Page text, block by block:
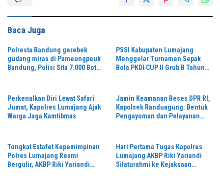
Baca Juga
Polresta Bandung gerebek
gudang miras di Pameungpeuk
Bandung, Polisi Sita 7.000 Botol
PSSI Kabupaten Lumajang
Menggelar Turnamen Sepak
Bola PKDI CUP II Grub B Tahun
Perkenalkan Diri Lewat Safari
Jumat, Kapolres Lumajang Ajak
Warga Jaga Kamtibmas
Jamin Keamanan Reses DPR RI,
Kapolsek Randuagung: Bentuk
Pengayoman dan Pelayanan
Tongkat Estafet Kepemimpinan
Polres Lumajang Resmi
Bergulir, AKBP Riki Yariandi
Hari Pertama Tugas Kapolres
Lumajang AKBP Riki Yariandi
Silaturahmi ke Kejaksaan